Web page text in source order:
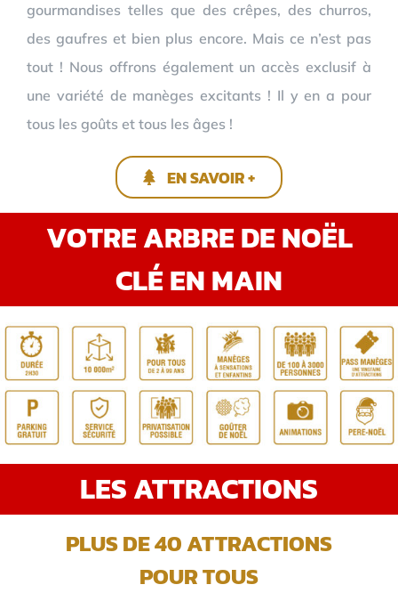
gourmandises telles que des crêpes, des churros,
des gaufres et bien plus encore. Mais ce n’est pas
tout ! Nous offrons également un accès exclusif à
une variété de manèges excitants ! Il y en a pour
tous les goûts et tous les âges !
EN SAVOIR +
VOTRE ARBRE DE NOËL
CLÉ EN MAIN
LES ATTRACTIONS
PLUS DE 40 ATTRACTIONS
POUR TOUS